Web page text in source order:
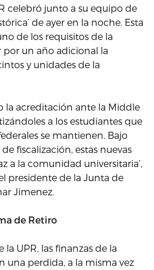
celebró junto a su equipo de
de ayer en la noche. Esta
de los requisitos de la
por un año adicional la
y unidades de la
la acreditación ante la Middle
a los estudiantes que
se mantienen. Bajo
fiscalización, estas nuevas
a la comunidad universitaria’,
presidente de la Junta de
Jimenez.
de Retiro
UPR, las finanzas de la
una perdida, a la misma vez